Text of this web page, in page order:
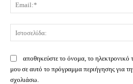
αποθηκεύστε το όνομα, το ηλεκτρονικό
μου σε αυτό το πρόγραμμα περιήγησης για
σχολιάσω.